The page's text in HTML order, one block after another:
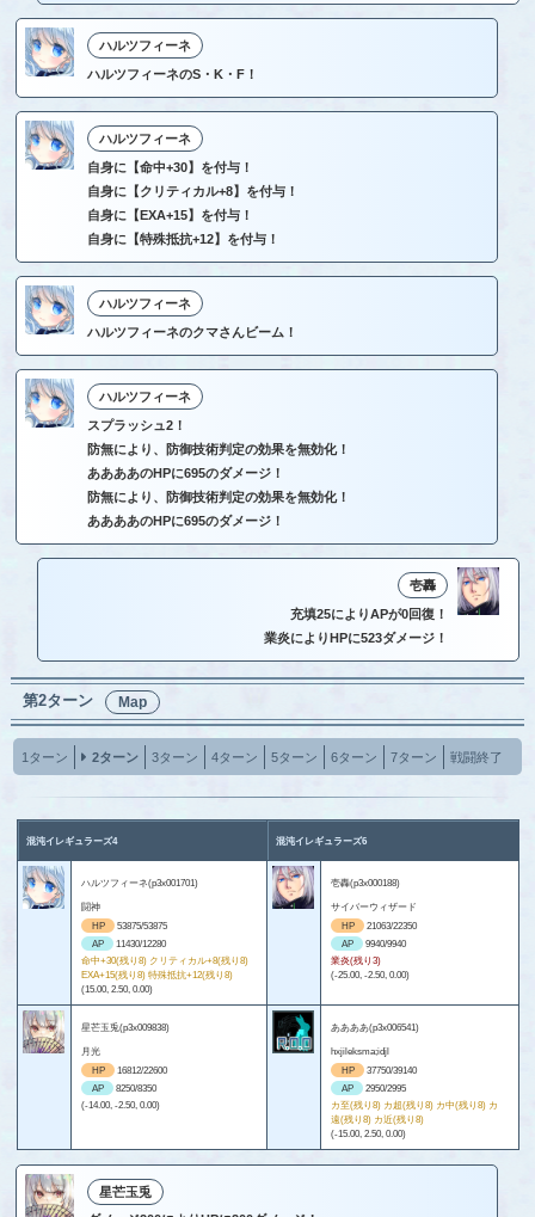
ハルツフィーネ
ハルツフィーネのS・K・F！
ハルツフィーネ
自身に【命中+30】を付与！
自身に【クリティカル+8】を付与！
自身に【EXA+15】を付与！
自身に【特殊抵抗+12】を付与！
ハルツフィーネ
ハルツフィーネのクマさんビーム！
ハルツフィーネ
スプラッシュ2！
防無により、防御技術判定の効果を無効化！
ああああのHPに695のダメージ！
防無により、防御技術判定の効果を無効化！
ああああのHPに695のダメージ！
壱轟
充填25によりAPが0回復！
業炎によりHPに523ダメージ！
第2ターン Map
1ターン 2ターン 3ターン 4ターン 5ターン 6ターン 7ターン 戦闘終了
混沌イレギュラーズ4 混沌イレギュラーズ6
ハルツフィーネ(p3x001701)
闘神
HP
53875/53875
AP
11430/12280
命中+30(残り8) クリティカル+8(残り8)
EXA+15(残り8) 特殊抵抗+12(残り8)
(15.00, 2.50, 0.00)
壱轟(p3x000188)
サイバーウィザード
HP
21063/22350
AP
9940/9940
業炎(残り3)
(-25.00, -2.50, 0.00)
星芒玉兎(p3x009838)
月光
HP
16812/22600
AP
8250/8350
(-14.00, -2.50, 0.00)
ああああ(p3x006541)
hxjileksma;idjl
HP
37750/39140
AP
2950/2995
カ至(残り8) カ超(残り8) カ中(残り8) カ
遠(残り8) カ近(残り8)
(-15.00, 2.50, 0.00)
星芒玉兎